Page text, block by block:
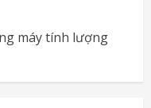
máy tính lượng